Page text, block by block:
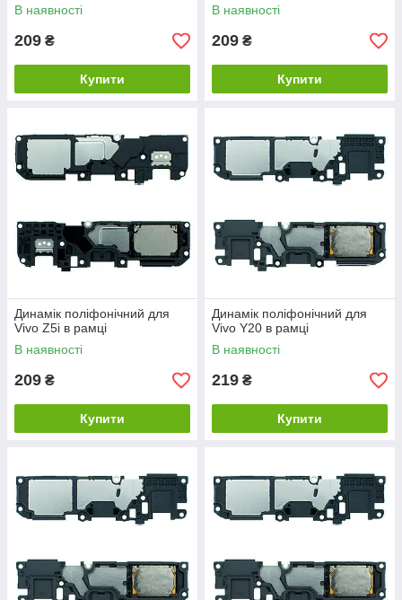
В наявності
209 ₴
Купити
В наявності
209 ₴
Купити
Динамік поліфонічний для
Vivo Z5i в рамці
В наявності
209 ₴
Купити
Динамік поліфонічний для
Vivo Y20 в рамці
В наявності
219 ₴
Купити